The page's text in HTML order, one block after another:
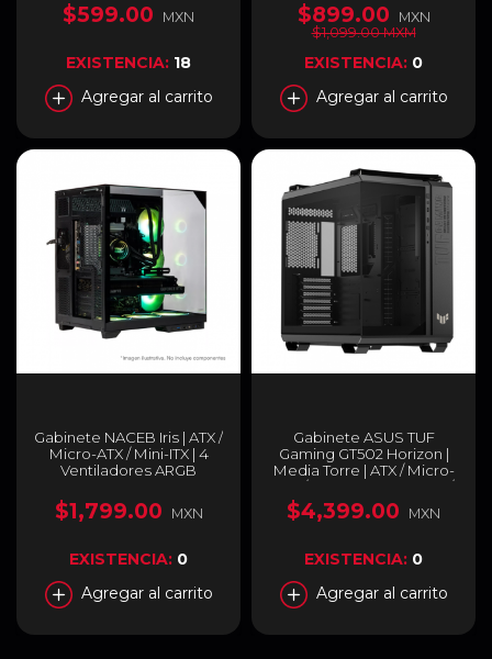
$599.00 MXN
EXISTENCIA: 18
Agregar al carrito
$899.00
MXN
$1,099.00 MXM
EXISTENCIA: 0
Agregar al carrito
Gabinete NACEB Iris | ATX /
Micro-ATX / Mini-ITX | 4
Ventiladores ARGB
Negro | NA-0639
$1,799.00 MXN
EXISTENCIA: 0
Agregar al carrito
Gabinete ASUS TUF
Gaming GT502 Horizon |
Media Torre | ATX / Micro-
ATX / Mini-ITX | USB-A 3.2 /
USB-C 3.2 | Diseño
Panorámico con Cristal
| Negro | GT502 FV/BLK/TG
$4,399.00 MXN
EXISTENCIA: 0
Agregar al carrito